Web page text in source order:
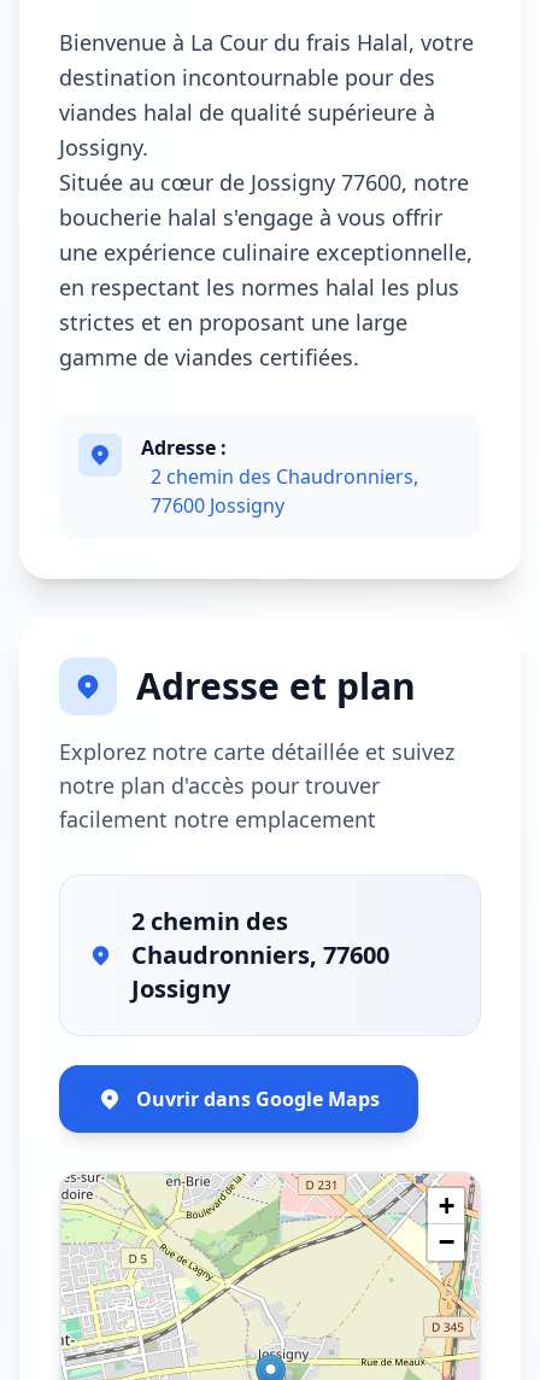
Bienvenue à La Cour du frais Halal, votre
destination incontournable pour des
viandes halal de qualité supérieure à
Jossigny.
Située au cœur de Jossigny 77600, notre
boucherie halal s'engage à vous offrir
une expérience culinaire exceptionnelle,
en respectant les normes halal les plus
strictes et en proposant une large
gamme de viandes certifiées.
Adresse :
2 chemin des Chaudronniers,
77600 Jossigny
Adresse et plan
Explorez notre carte détaillée et suivez
notre plan d'accès pour trouver
facilement notre emplacement
2 chemin des
Chaudronniers, 77600
Jossigny
Ouvrir dans Google Maps
+
−